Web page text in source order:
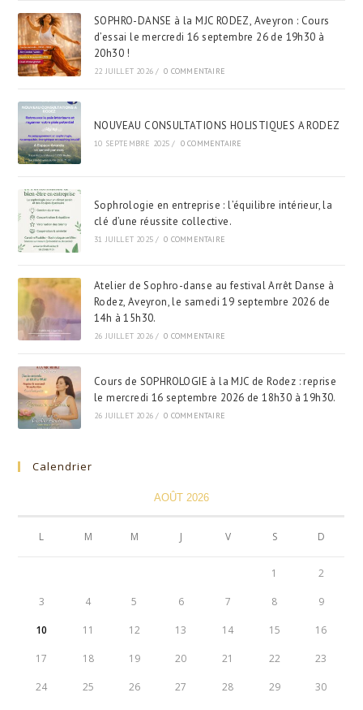
SOPHRO-DANSE à la MJC RODEZ, Aveyron : Cours
d’essai le mercredi 16 septembre 26 de 19h30 à
20h30 !
22 JUILLET 2026 / 0 COMMENTAIRE
NOUVEAU CONSULTATIONS HOLISTIQUES A RODEZ
10 SEPTEMBRE 2025 / 0 COMMENTAIRE
Sophrologie en entreprise : l’équilibre intérieur, la
clé d’une réussite collective.
31 JUILLET 2025 / 0 COMMENTAIRE
Atelier de Sophro-danse au festival Arrêt Danse à
Rodez, Aveyron, le samedi 19 septembre 2026 de
14h à 15h30.
26 JUILLET 2026 / 0 COMMENTAIRE
Cours de SOPHROLOGIE à la MJC de Rodez : reprise
le mercredi 16 septembre 2026 de 18h30 à 19h30.
26 JUILLET 2026 / 0 COMMENTAIRE
Calendrier
AOÛT 2026
L M M J V S D
1 2
3 4 5 6 7 8 9
10 11 12 13 14 15 16
17 18 19 20 21 22 23
24 25 26 27 28 29 30